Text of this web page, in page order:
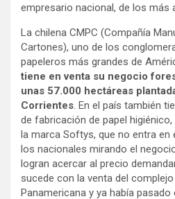
empresario nacional, de los más
La chilena CMPC (Compañía
Cartones), uno de los
papeleros más grandes de
tiene en venta su negocio
unas 57.000 hectáreas
Corrientes . En el país también
de fabricación de papel
la marca Softys, que no entra en
los nacionales mirando el
logran acercar al precio
sucede con la venta del
Panamericana y ya había